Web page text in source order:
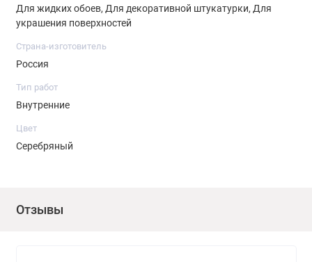
Для жидких обоев, Для декоративной штукатурки, Для
украшения поверхностей
Страна-изготовитель
Россия
Тип работ
Внутренние
Цвет
Серебряный
Отзывы